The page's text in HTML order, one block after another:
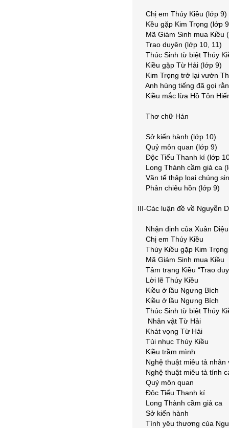
Chị em Thúy Kiều (lớp 9)
Kều gặp Kim Trọng (lớp
Mã Giám Sinh mua Kiều
Trao duyên (lớp 10, 11)
Thúc Sinh từ biệt Thúy
Kiều gặp Từ Hải (lớp 9)
Kim Trọng trở lại vườn
Anh hùng tiếng đã gọi
Kiều mắc lừa Hồ Tôn
Thơ chữ Hán
Sở kiến hành (lớp 10)
Quỷ môn quan (lớp 9)
Độc Tiểu Thanh kí (lớp
Long Thành cầm giả ca
Văn tế thập loại chúng
Phản chiêu hồn (lớp 9)
III-Các luận đề về Nguyễn
Nhận định của Xuân Diệu
Chị em Thúy Kiều
Thúy Kiều gặp Kim Trọng
Mã Giám Sinh mua Kiều
Tâm trạng Kiều “Trao
Lời lẽ Thúy Kiều
Kiều ở lầu Ngưng Bích
Kiều ở lầu Ngưng Bích
Thúc Sinh từ biệt Thúy
Nhân vật Từ Hải
Khát vọng Từ Hải
Tủi nhục Thúy Kiều
Kiều trầm mình
Nghệ thuật miêu tả nhân
Nghệ thuật miêu tả tính
Quỷ môn quan
Độc Tiểu Thanh kí
Long Thành cầm giả ca
Sở kiến hành
Tình yêu thương của